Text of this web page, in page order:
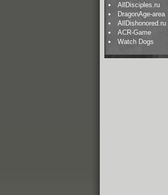
AllDisciples.ru
DragonAge-area
AllDishonored.ru
ACR-Game
Watch Dogs